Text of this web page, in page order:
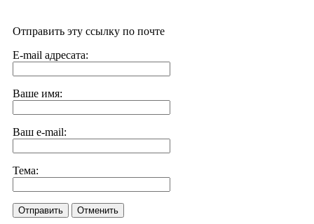
Отправить эту ссылку по почте
E-mail адресата:
Ваше имя:
Ваш e-mail:
Тема:
Отправить Отменить